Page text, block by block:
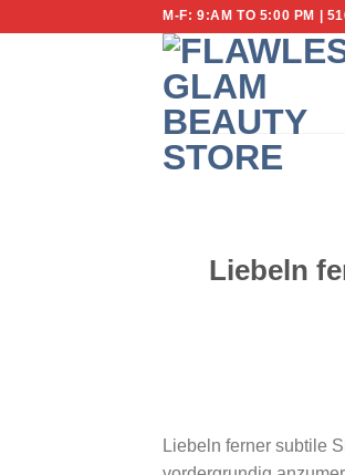
M-F: 9:AM TO 5:00 PM |
Liebeln
Liebeln ferner subtile